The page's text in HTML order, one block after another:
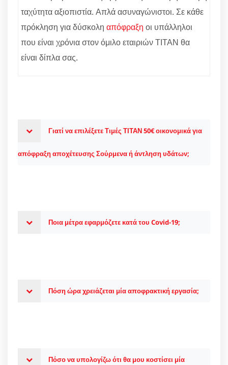
ταχύτητα αξιοπιστία. Απλά ασυναγώνιστοι. Σε κάθε
πρόκληση για δύσκολη απόφραξη οι υπάλληλοι
που είναι χρόνια στον όμιλο εταιριών ΤΙΤΑΝ θα
είναι δίπλα σας.
Γιατί να επιλέξετε Τιμές ΤΙΤΑΝ 50€ οικονομικά για
απόφραξη αποχέτευσης Σούρμενα ή άντληση υδάτων;
Ποια μέτρα εφαρμόζετε κατά του Covid-19;
Πόση ώρα χρειάζεται μία αποφρακτική εργασία;
Πόσο να υπολογίζω ότι θα μου κοστίσει μία